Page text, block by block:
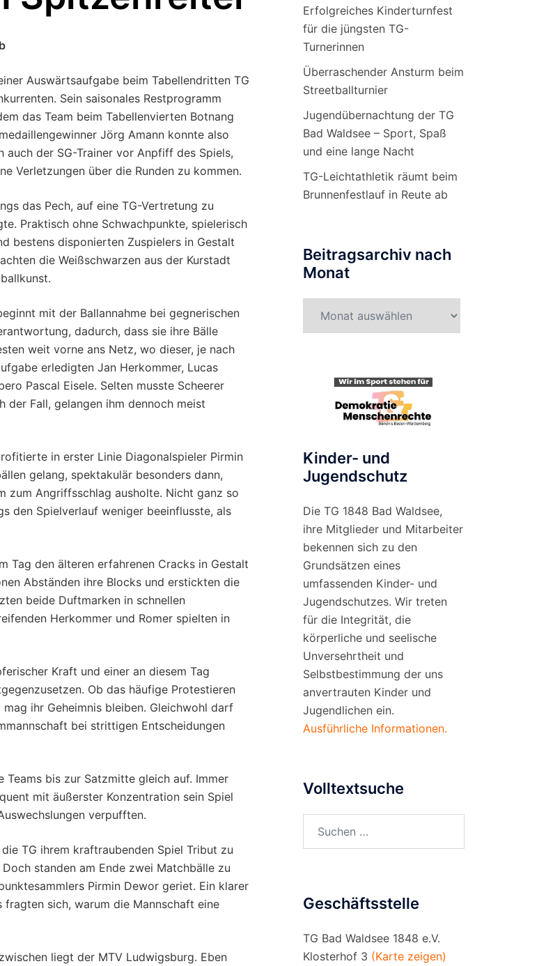
Auswärtsaufgabe beim Tabellendritten TG
Sein saisonales Restprogramm
das Team beim Tabellenvierten Botnang
Jörg Amann konnte also
der SG-Trainer vor Anpfiff des Spiels,
Verletzungen über die Runden zu kommen.
das Pech, auf eine TG-Vertretung zu
Praktisch ohne Schwachpunkte, spielerisch
bestens disponierten Zuspielers in Gestalt
die Weißschwarzen aus der Kurstadt
mit der Ballannahme bei gegnerischen
dadurch, dass sie ihre Bälle
weit vorne ans Netz, wo dieser, je nach
erledigten Jan Herkommer, Lucas
Pascal Eisele. Selten musste Scheerer
der Fall, gelangen ihm dennoch meist
in erster Linie Diagonalspieler Pirmin
gelang, spektakulär besonders dann,
zum Angriffsschlag ausholte. Nicht ganz so
den Spielverlauf weniger beeinflusste, als
Tag den älteren erfahrenen Cracks in Gestalt
Abständen ihre Blocks und erstickten die
beide Duftmarken in schnellen
Herkommer und Romer spielten in
Kraft und einer an diesem Tag
Ob das häufige Protestieren
ihr Geheimnis bleiben. Gleichwohl darf
bei strittigen Entscheidungen
Teams bis zur Satzmitte gleich auf. Immer
mit äußerster Konzentration sein Spiel
verpufften.
TG ihrem kraftraubenden Spiel Tribut zu
standen am Ende zwei Matchbälle zu
Pirmin Dewor geriet. Ein klarer
sich, warum die Mannschaft eine
liegt der MTV Ludwigsburg. Eben
Erfolgreiches Kinderturnfest
für die jüngsten TG-
Turnerinnen
Überraschender Ansturm beim
Streetballturnier
Jugendübernachtung der TG
Bad Waldsee – Sport, Spaß
und eine lange Nacht
TG-Leichtathletik räumt beim
Brunnenfestlauf in Reute ab
Beitragsarchiv nach
Monat
nach
Kinder- und
Jugendschutz
Die TG 1848 Bad Waldsee,
ihre Mitglieder und Mitarbeiter
bekennen sich zu den
Grundsätzen eines
umfassenden Kinder- und
Jugendschutzes. Wir treten
für die Integrität, die
körperliche und seelische
Unversehrtheit und
Selbstbestimmung der uns
anvertrauten Kinder und
Jugendlichen ein.
Ausführliche Informationen.
Volltextsuche
nach:
Geschäftsstelle
TG Bad Waldsee 1848 e.V.
Klosterhof 3 (Karte zeigen)